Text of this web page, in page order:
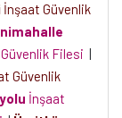
İnşaat Güvenlik
Filesi |
Güvenlik
İnşaat